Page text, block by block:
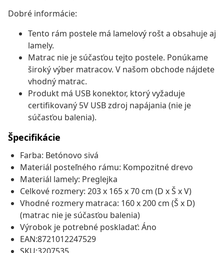
Dobré informácie:
Tento rám postele má lamelový rošt a obsahuje aj
lamely.
Matrac nie je súčasťou tejto postele. Ponúkame
široký výber matracov. V našom obchode nájdete
vhodný matrac.
Produkt má USB konektor, ktorý vyžaduje
certifikovaný 5V USB zdroj napájania (nie je
súčasťou balenia).
Špecifikácie
Farba: Betónovo sivá
Materiál posteľného rámu: Kompozitné drevo
Materiál lamely: Preglejka
Celkové rozmery: 203 x 165 x 70 cm (D x Š x V)
Vhodné rozmery matraca: 160 x 200 cm (Š x D)
(matrac nie je súčasťou balenia)
Výrobok je potrebné poskladať: Áno
EAN:8721012247529